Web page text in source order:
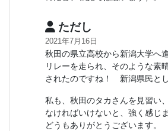
ただし
2021年7月16日
秋田の県立高校から新潟大学へ
リレーを走られ、そのような素
されたのですね！ 新潟県民とし
私も、秋田のタカさんを見習い
なければいけないと、強く感じま
どうもありがとうございます。